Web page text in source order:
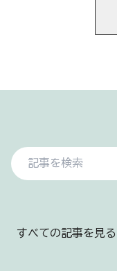
すべての記事を見る